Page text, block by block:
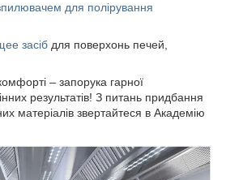
для полірування
засіб для поверхонь печей,
– запорука гарної
результатів! З питань придбання
матеріалів звертайтеся в Академію